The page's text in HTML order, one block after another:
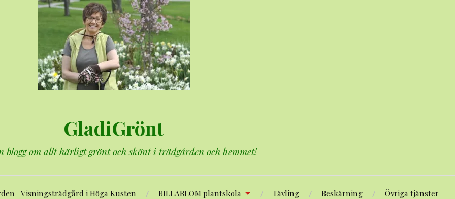
GladiGrönt
blogg om allt härligt grönt och skönt i trädgården och hemmet!
-Visningsträdgård i Höga Kusten BILLABLOM plantskola Tävling Beskärning Övriga tjänster